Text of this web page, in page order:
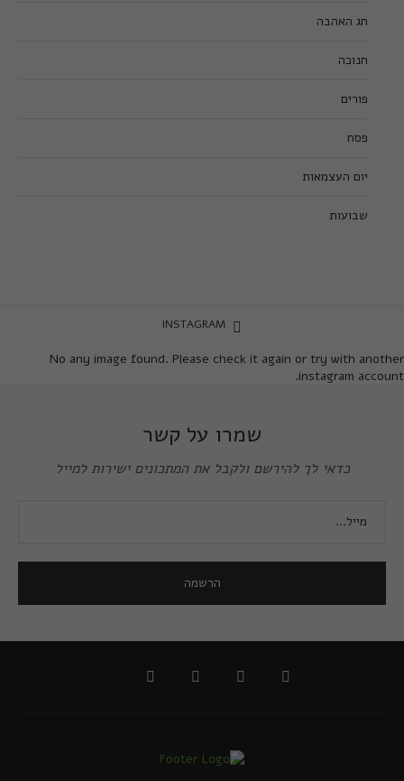
חג האהבה
חנוכה
פורים
פסח
יום העצמאות
שבועות
INSTAGRAM
No any image found. Please check it again or try with another
instagram account.
שמרו על קשר
כדאי לך להירשם ולקבל את המתכונים ישירות למייל